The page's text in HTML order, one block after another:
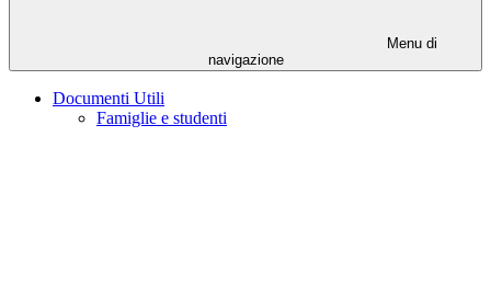
Menu di
navigazione
Documenti Utili
Famiglie e studenti